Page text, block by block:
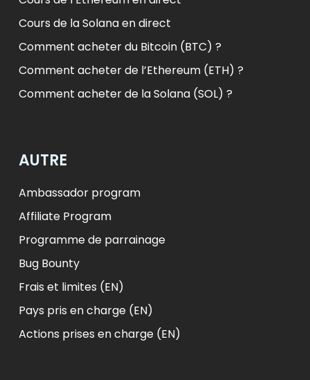
Cours de la Solana en direct
Comment acheter du Bitcoin (BTC) ?
Comment acheter de l’Ethereum (ETH) ?
Comment acheter de la Solana (SOL) ?
AUTRE
Ambassador program
Affiliate Program
Programme de parrainage
Bug Bounty
Frais et limites (EN)
Pays pris en charge (EN)
Actions prises en charge (EN)